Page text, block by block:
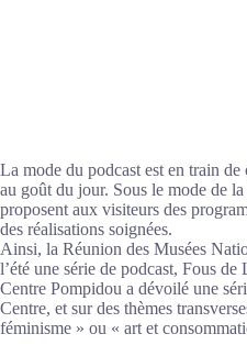
La mode du podcast est en train de
au goût du jour. Sous le mode de
proposent aux visiteurs des
des réalisations soignées.
Ainsi, la Réunion des Musées
l’été une série de podcast, Fous
Centre Pompidou a dévoilé une
Centre, et sur des thèmes
féminisme » ou « art et